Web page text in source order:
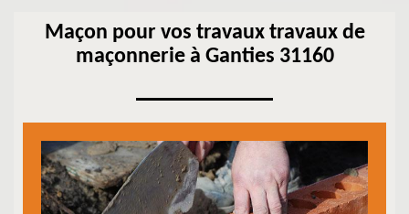
Maçon pour vos travaux travaux de
maçonnerie à Ganties 31160